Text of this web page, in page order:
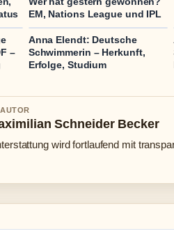
EM, Nations League und IPL
–
Anna Elendt: Deutsche
Schwimmerin – Herkunft,
Erfolge, Studium
Schneider Becker
wird fortlaufend mit